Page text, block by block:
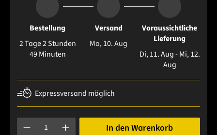
Bestellung
2 Tage 2 Stunden
48 Minuten
Versand
Mo, 10. Aug
Voraussichtliche
Lieferung
Di, 11. Aug - Mi, 12.
Aug
Expressversand möglich
Produkt Anzahl: Gib den gewünschten Wert ein oder
In den Warenkorb